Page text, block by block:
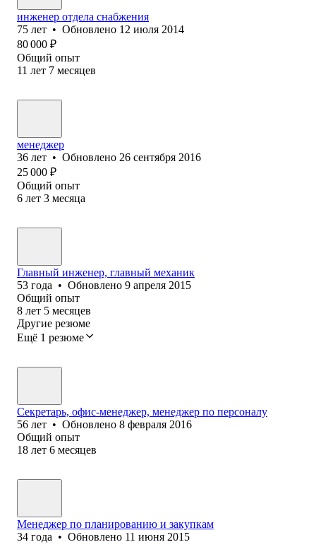
инженер отдела снабжения
75 лет • Обновлено 12 июля 2014
80 000 ₽
Общий опыт
11 лет 7 месяцев
менеджер
36 лет • Обновлено 26 сентября 2016
25 000 ₽
Общий опыт
6 лет 3 месяца
Главный инженер, главный механик
53 года • Обновлено 9 апреля 2015
Общий опыт
8 лет 5 месяцев
Другие резюме
Ещё 1 резюме
Секретарь, офис-менеджер, менеджер по персоналу
56 лет • Обновлено 8 февраля 2016
Общий опыт
18 лет 6 месяцев
Менеджер по планированию и закупкам
34 года • Обновлено 11 июня 2015